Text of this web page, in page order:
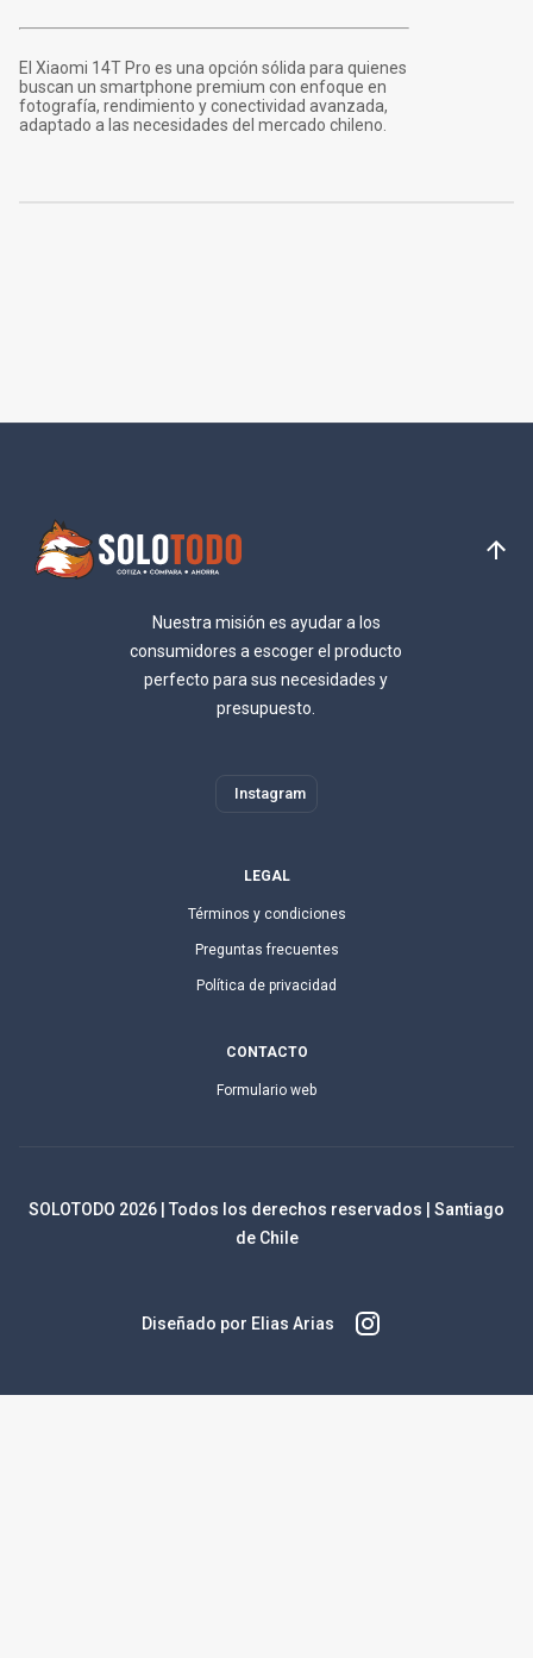
El Xiaomi 14T Pro es una opción sólida para quienes
buscan un smartphone premium con enfoque en
fotografía, rendimiento y conectividad avanzada,
adaptado a las necesidades del mercado chileno.
Nuestra misión es ayudar a los
consumidores a escoger el producto
perfecto para sus necesidades y
presupuesto.
Instagram
LEGAL
Términos y condiciones
Preguntas frecuentes
Política de privacidad
CONTACTO
Formulario web
SOLOTODO 2026 | Todos los derechos reservados | Santiago
de Chile
Diseñado por Elias Arias